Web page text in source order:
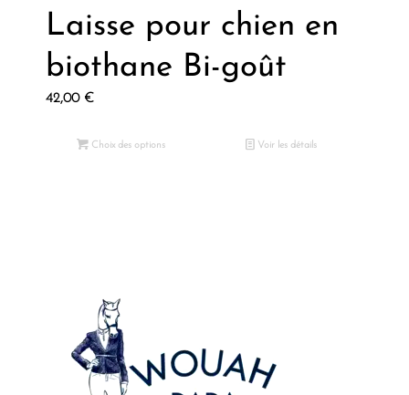
Laisse pour chien en
biothane Bi-goût
42,00 €
Choix des options Voir les détails